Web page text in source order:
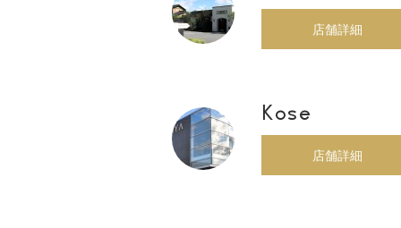
店舗詳細
Kose
店舗詳細